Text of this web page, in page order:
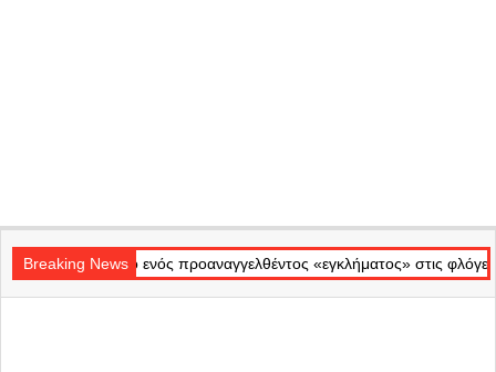
Navigation
Menu
Breaking News
ενός προαναγγελθέντος «εγκλήματος» στις φλόγες – Η επίσημη